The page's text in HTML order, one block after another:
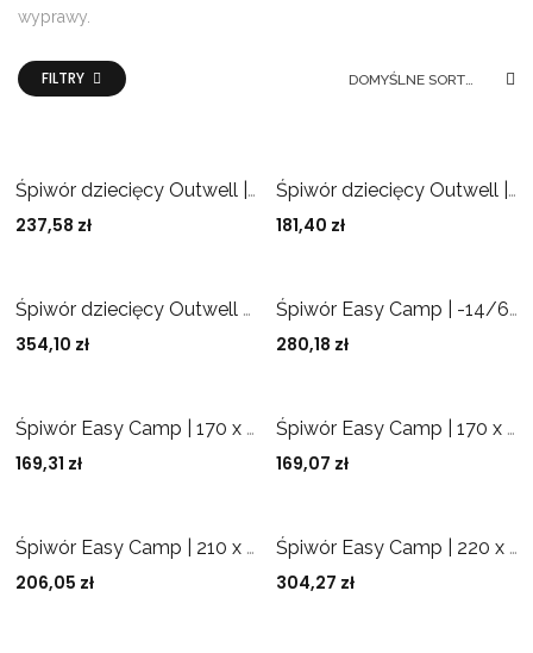
wyprawy.
FILTRY
Śpiwór dziecięcy Outwell | Champ Kids Deep Red | 150 x 70 cm | dwustronne otwieranie, L-shape
237,58 zł
Śpiwór dziecięcy Outwell | Champ Kids Ocean Blue | 150 x 70 cm | dwustronny zamek, L-shape
181,40 zł
Śpiwór dziecięcy Outwell Contour Junior Sleeping Bag, zamek lewy, Deep Blue
354,10 zł
Śpiwór Easy Camp | -14/6 °C
280,18 zł
Śpiwór Easy Camp | 170 x 60 x 45 cm
169,31 zł
Śpiwór Easy Camp | 170 x 60 x 45 cm | zamek lewy
169,07 zł
Śpiwór Easy Camp | 210 x 75 x 50 cm | -5/12 °C | zamek lewy
206,05 zł
Śpiwór Easy Camp | 220 x 85 x 50 cm | -15/5 °C
304,27 zł